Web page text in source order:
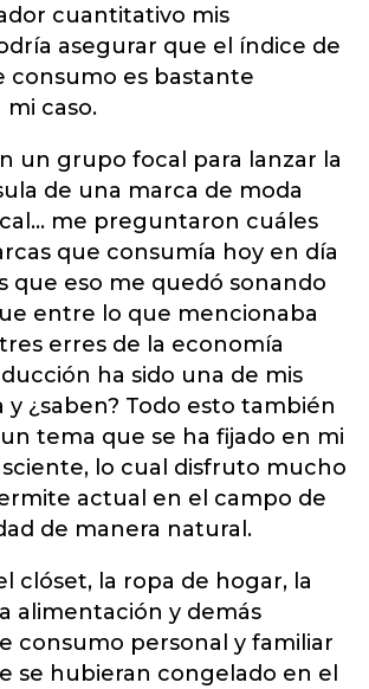
cuantitativo mis
asegurar que el índice de
consumo es bastante
caso.
un grupo focal para lanzar la
de una marca de moda
me preguntaron cuáles
que consumía hoy en día
que eso me quedó sonando
entre lo que mencionaba
erres de la economía
ha sido una de mis
¿saben? Todo esto también
tema que se ha fijado en mi
lo cual disfruto mucho
actual en el campo de
de manera natural.
clóset, la ropa de hogar, la
alimentación y demás
consumo personal y familiar
se hubieran congelado en el